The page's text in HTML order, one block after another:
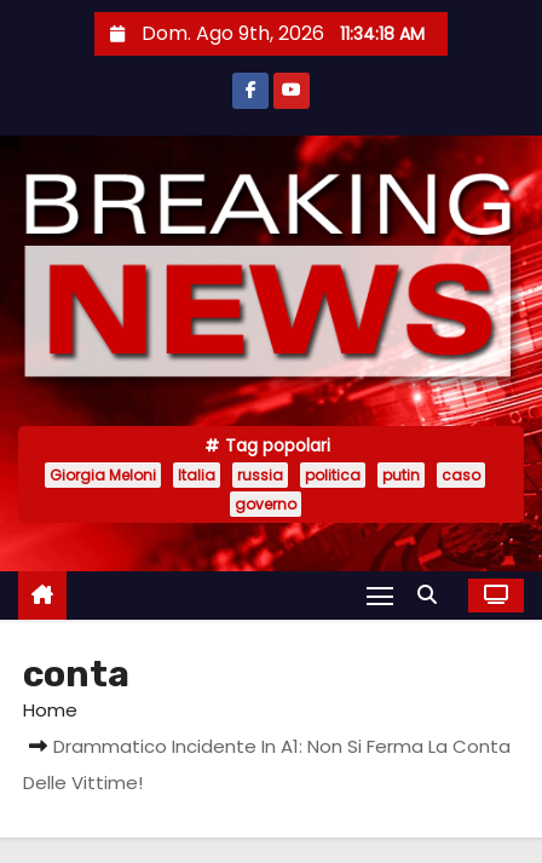
t
Dom. Ago 9th, 2026 11:34:18 AM
Tag popolari
Giorgia Meloni Italia russia politica putin
caso
governo
conta
Home
Drammatico Incidente In A1: Non Si Ferma La Conta
Delle Vittime!